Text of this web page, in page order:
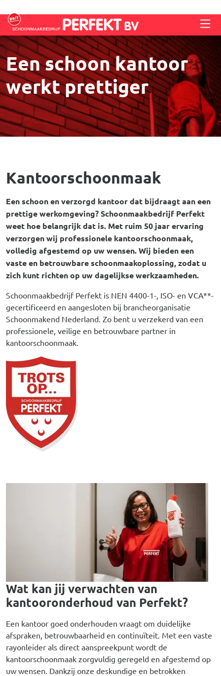
Een schoon kantoor
werkt prettiger
Kantoorschoonmaak
Een schoon en verzorgd kantoor dat bijdraagt aan een
prettige werkomgeving? Schoonmaakbedrijf Perfekt
weet hoe belangrijk dat is. Met ruim 50 jaar ervaring
verzorgen wij professionele kantoorschoonmaak,
volledig afgestemd op uw wensen. Wij bieden een
vaste en betrouwbare schoonmaakoplossing, zodat u
zich kunt richten op uw dagelijkse werkzaamheden.
Schoonmaakbedrijf Perfekt is NEN 4400-1-, ISO- en VCA**-
gecertificeerd en aangesloten bij brancheorganisatie
Schoonmakend Nederland. Zo bent u verzekerd van een
professionele, veilige en betrouwbare partner in
kantoorschoonmaak.
Afbeelding
Wat kan jij verwachten van
kantooronderhoud van Perfekt?
Een kantoor goed onderhouden vraagt om duidelijke
afspraken, betrouwbaarheid en continuïteit. Met een vaste
rayonleider als direct aanspreekpunt wordt de
kantoorschoonmaak zorgvuldig geregeld en afgestemd op
uw wensen. Dankzij onze deskundige en betrokken